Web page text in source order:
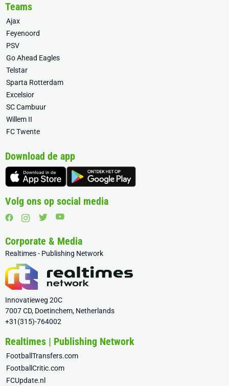
Teams
Ajax
Feyenoord
PSV
Go Ahead Eagles
Telstar
Sparta Rotterdam
Excelsior
SC Cambuur
Willem II
FC Twente
Download de app
Volg ons op social media
Corporate & Media
Realtimes - Publishing Network
Innovatieweg 20C
7007 CD, Doetinchem, Netherlands
+31(315)-764002
Realtimes | Publishing Network
FootballTransfers.com
FootballCritic.com
FCUpdate.nl